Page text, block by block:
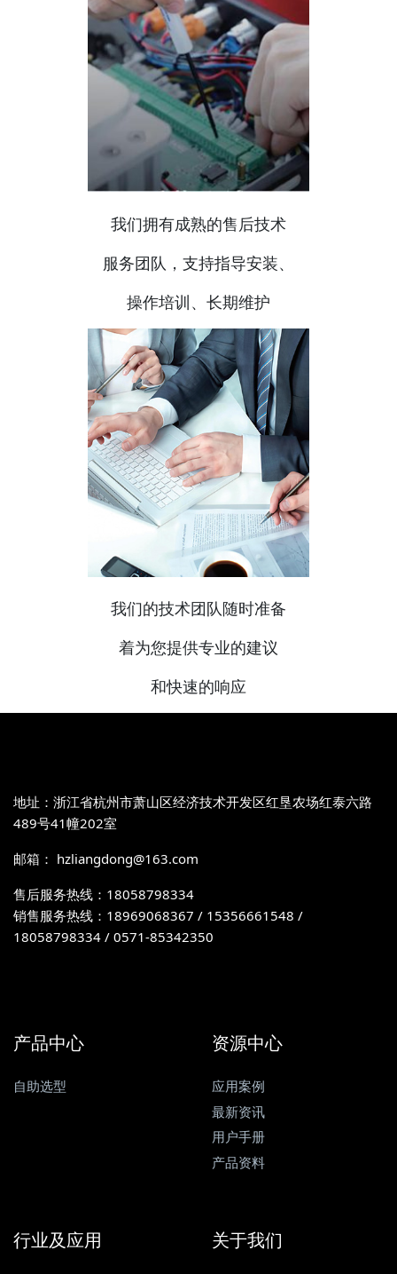
我们拥有成熟的售后技术
服务团队，支持指导安装、
操作培训、长期维护
我们的技术团队随时准备
着为您提供专业的建议
和快速的响应
地址：浙江省杭州市萧山区经济技术开发区红垦农场红泰六路
489号41幢202室
邮箱： hzliangdong@163.com
售后服务热线：18058798334
销售服务热线：18969068367 / 15356661548 /
18058798334 / 0571-85342350
产品中心
自助选型
资源中心
应用案例
最新资讯
用户手册
产品资料
行业及应用 关于我们